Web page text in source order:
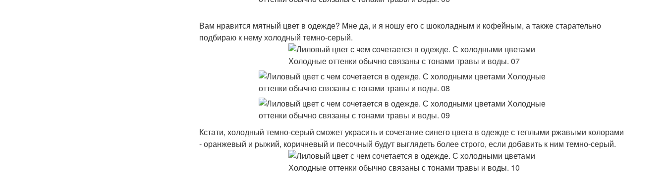
Вам нравится мятный цвет в одежде? Мне да, и я ношу его с шоколадным и кофейным, а также старательно
подбираю к нему холодный темно-серый.
Кстати, холодный темно-серый сможет украсить и сочетание синего цвета в одежде с теплыми ржавыми колорами
- оранжевый и рыжий, коричневый и песочный будут выглядеть более строго, если добавить к ним темно-серый.